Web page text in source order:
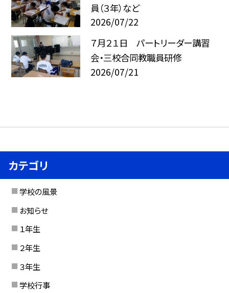
員（３年）など
2026/07/22
７月２１日 パートリーダー講習
会・三校合同教職員研修
2026/07/21
カテゴリ
学校の風景
お知らせ
１年生
２年生
３年生
学校行事